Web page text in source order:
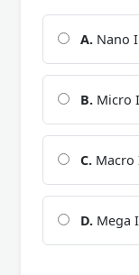
A. Nano
B. Micro
C.
D. Mega